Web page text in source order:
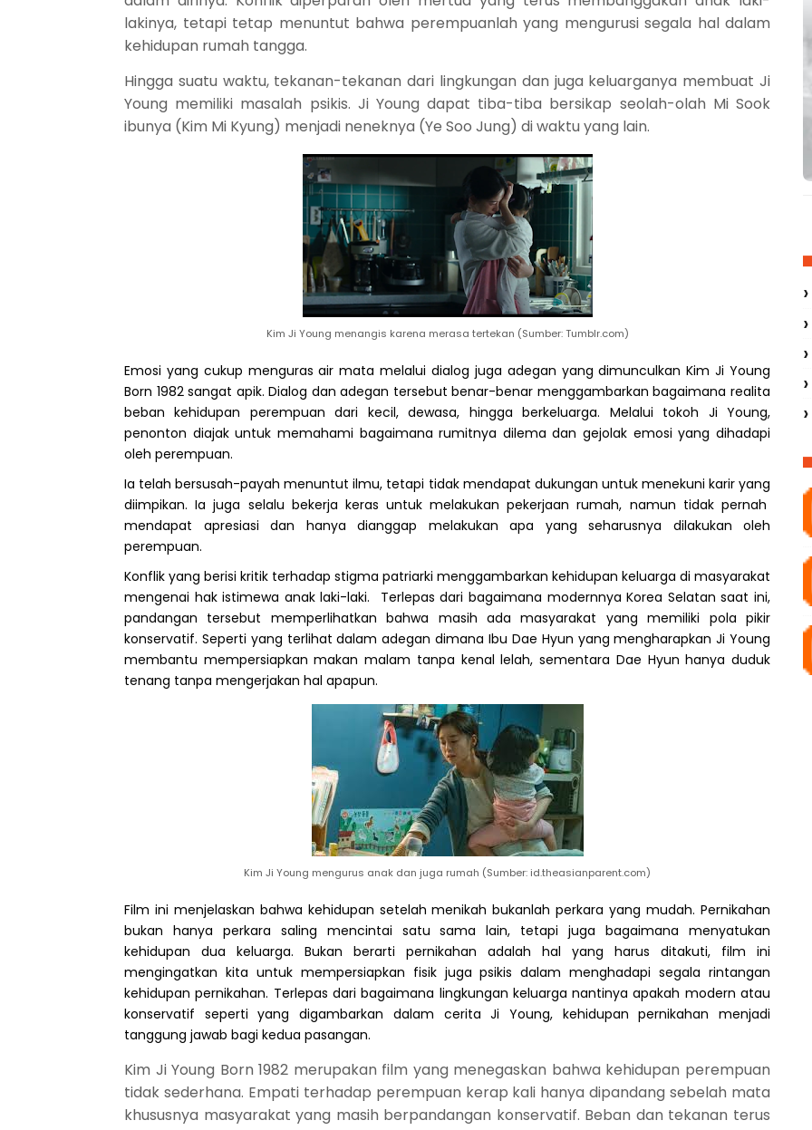
lakinya, tetapi tetap menuntut bahwa perempuanlah yang mengurusi segala hal dalam
kehidupan rumah tangga.
Hingga suatu waktu, tekanan-tekanan dari lingkungan dan juga keluarganya membuat Ji
Young memiliki masalah psikis. Ji Young dapat tiba-tiba bersikap seolah-olah Mi Sook
ibunya (Kim Mi Kyung) menjadi neneknya (Ye Soo Jung) di waktu yang lain.
Kim Ji Young menangis karena merasa tertekan (Sumber: Tumblr.com)
Emosi yang cukup menguras air mata melalui dialog juga adegan yang dimunculkan Kim Ji Young
Born 1982 sangat apik. Dialog dan adegan tersebut benar-benar menggambarkan bagaimana realita
beban kehidupan perempuan dari kecil, dewasa, hingga berkeluarga. Melalui tokoh Ji Young,
penonton diajakuntuk memahami bagaimanarumitnya dilema dan gejolak emosi yang dihadapi
oleh perempuan.
Ia telah bersusah-payah menuntut ilmu, tetapi tidak mendapat dukungan untuk menekuni karir yang
diimpikan.Ia juga selalu bekerja keras untuk melakukan pekerjaan rumah, namun tidak pernah
mendapat apresiasi dan hanya dianggap melakukan apa yang seharusnya dilakukan oleh
perempuan.
Konflik yang berisi kritik terhadap stigma patriarki menggambarkan kehidupan keluarga di masyarakat
mengenai hak istimewa anak laki-laki.
Terlepas dari bagaimana modernnya Korea Selatan saat ini,
pandangan tersebut memperlihatkan bahwa masih ada masyarakat yang memiliki pola pikir
konservatif. Seperti yang terlihatdalam adegan dimana Ibu Dae Hyun yang mengharapkan Ji Young
membantu mempersiapkan makan malam tanpa kenallelah, sementara Dae Hyun hanya duduk
tenang tanpa mengerjakan hal apapun.
Kim Ji Young mengurus anak dan juga rumah (Sumber: id.theasianparent.com)
Film ini menjelaskan bahwa kehidupan setelah menikahbukanlah perkara yang mudah. Pernikahan
bukan hanya perkara saling mencintai satu sama lain, tetapi juga bagaimana menyatukan
kehidupan dua keluarga.Bukan berarti pernikahan adalah hal yang harus ditakuti, film ini
mengingatkan kita untuk mempersiapkan fisik juga psikis dalam menghadapi segala rintangan
kehidupan pernikahan. Terlepas daribagaimana lingkungan keluarga nantinya apakah modern atau
konservatif seperti yang digambarkan dalam cerita Ji Young, kehidupan pernikahan menjadi
tanggung jawab bagi kedua pasangan.
Kim Ji Young Born 1982 merupakan film yang menegaskan bahwa kehidupan perempuan
tidak sederhana. Empati terhadap perempuan kerap kali hanya dipandang sebelah mata
khususnya masyarakat yang masih berpandangan konservatif. Beban dan tekanan terus